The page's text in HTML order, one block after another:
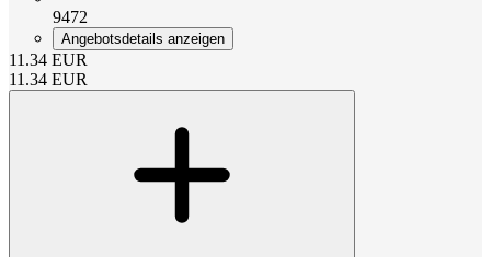
9472
Angebotsdetails anzeigen
11.34 EUR
11.34 EUR